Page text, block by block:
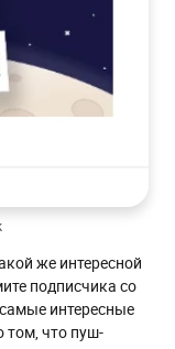
же интересной
подписчика со
интересные
том, что пуш-